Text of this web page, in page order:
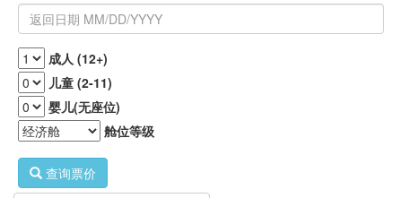
成人 (12+)
儿童 (2-11)
婴儿(无座位)
舱位等级
查询票价